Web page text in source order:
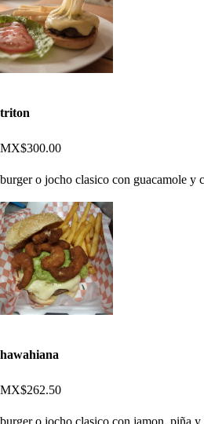
triton
MX$300.00
burger o jocho clasico con guacamole y
hawahiana
MX$262.50